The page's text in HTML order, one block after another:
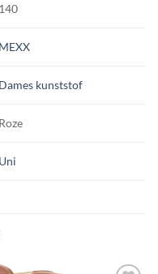
140
MEXX
Dames kunststof
Roze
Uni